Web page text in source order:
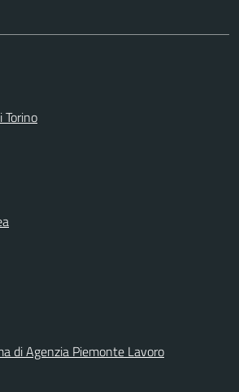
di Agenzia Piemonte Lavoro